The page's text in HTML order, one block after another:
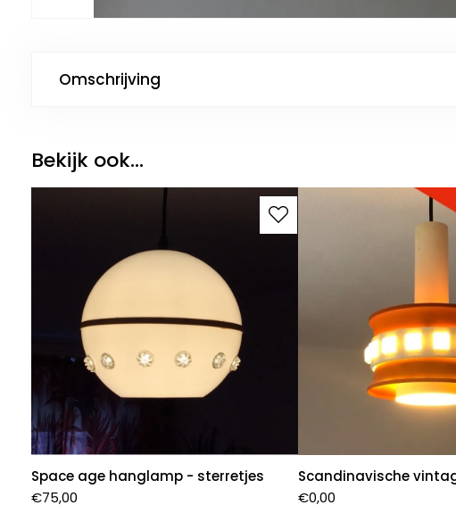
Omschrijving
Bekijk ook...
Space age hanglamp - sterretjes
€75,00
Scandinavische
€0,00